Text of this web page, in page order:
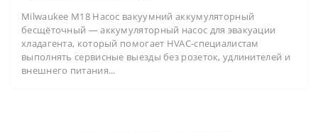
Milwaukee M18 Насос вакуумний аккумуляторный
бесщёточный — аккумуляторный насос для эвакуации
хладагента, который помогает HVAC-специалистам
выполнять сервисные выезды без розеток, удлинителей и
внешнего питания...